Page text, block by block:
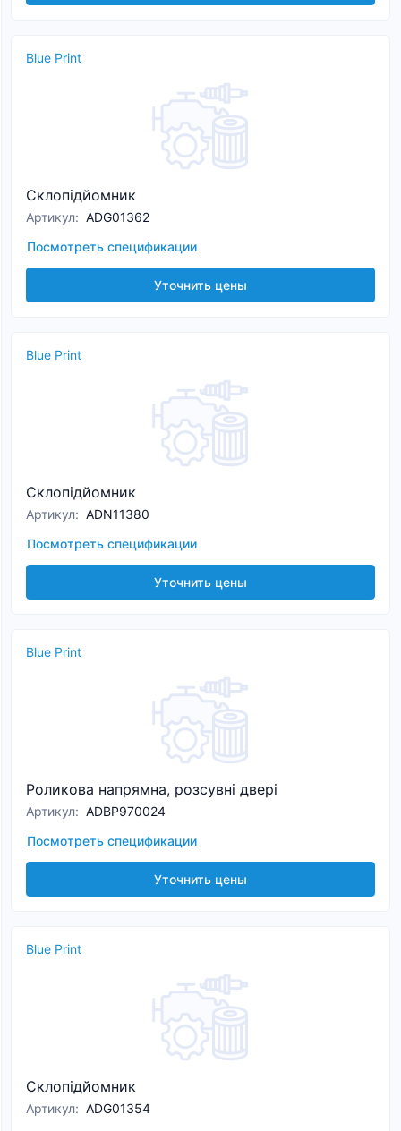
Blue Print
Склопідйомник
Артикул: ADG01362
Посмотреть спецификации
Уточнить цены
Blue Print
Склопідйомник
Артикул: ADN11380
Посмотреть спецификации
Уточнить цены
Blue Print
Роликова напрямна, розсувні двері
Артикул: ADBP970024
Посмотреть спецификации
Уточнить цены
Blue Print
Склопідйомник
Артикул: ADG01354